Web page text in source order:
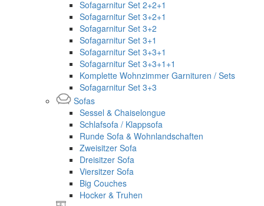
Sofagarnitur Set 2+2+1
Sofagarnitur Set 3+2+1
Sofagarnitur Set 3+2
Sofagarnitur Set 3+1
Sofagarnitur Set 3+3+1
Sofagarnitur Set 3+3+1+1
Komplette Wohnzimmer Garnituren / Sets
Sofagarnitur Set 3+3
Sofas
Sessel & Chaiselongue
Schlafsofa / Klappsofa
Runde Sofa & Wohnlandschaften
Zweisitzer Sofa
Dreisitzer Sofa
Viersitzer Sofa
Big Couches
Hocker & Truhen